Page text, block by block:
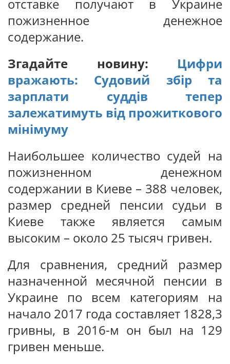
отставке получают в Украине
пожизненное денежное
содержание.
Згадайте новину: Цифри
вражають: Судовий збір та
зарплати суддів тепер
залежатимуть від прожиткового
мінімуму
Наибольшее количество судей на
пожизненном денежном
содержании в Киеве – 388 человек,
размер средней пенсии судьи в
Киеве также является самым
высоким – около 25 тысяч гривен.
Для сравнения, средний размер
назначенной месячной пенсии в
Украине по всем категориям на
начало 2017 года составляет 1828,3
гривны, в 2016-м он был на 129
гривен меньше.